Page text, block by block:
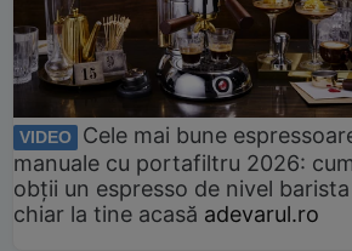
VIDEO
Cele mai bune
manuale cu portafiltru 2026:
obții un espresso de nivel barista
chiar la tine acasă adevarul.ro